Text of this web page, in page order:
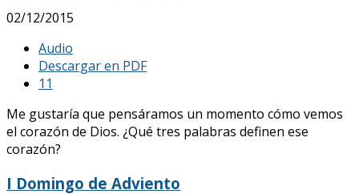
02/12/2015
Audio
Descargar en PDF
1 1
Me gustaría que pensáramos un momento cómo vemos
el corazón de Dios. ¿Qué tres palabras definen ese
corazón?
I Domingo de Adviento